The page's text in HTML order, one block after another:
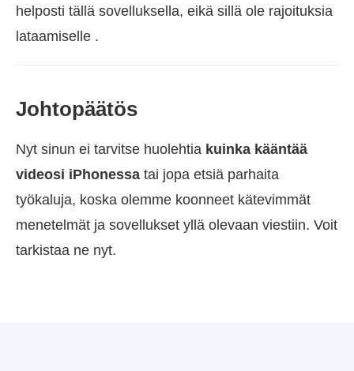
helposti tällä sovelluksella, eikä sillä ole rajoituksia
lataamiselle .
Johtopäätös
Nyt sinun ei tarvitse huolehtia kuinka kääntää
videosi iPhonessa tai jopa etsiä parhaita
työkaluja, koska olemme koonneet kätevimmät
menetelmät ja sovellukset yllä olevaan viestiin. Voit
tarkistaa ne nyt.